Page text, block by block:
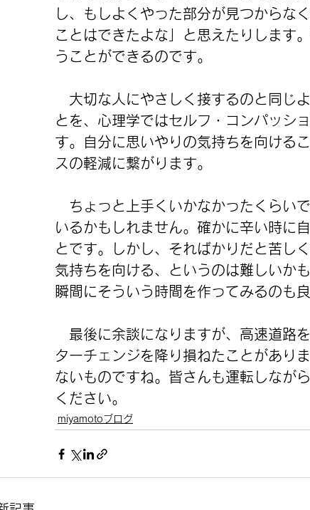
し、もしよくやった部分が見つからな
ことはできたよな」と思えたりします
うことができるのです。
大切な人にやさしく接するのと同じ
とを、心理学ではセルフ・コンパッシ
す。自分に思いやりの気持ちを向ける
スの軽減に繋がります。
ちょっと上手くいかなかったくらい
いるかもしれません。確かに辛い時に
とです。しかし、そればかりだと苦し
気持ちを向ける、というのは難しいか
瞬間にそういう時間を作ってみるのも
最後に余談になりますが、高速道路
ターチェンジを降り損ねたことがあり
ないものですね。皆さんも運転しなが
ください。
miyamotoブログ